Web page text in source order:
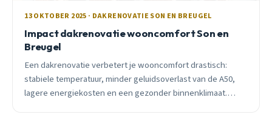
13 OKTOBER 2025 · DAKRENOVATIE SON EN BREUGEL
Impact dakrenovatie wooncomfort Son en
Breugel
Een dakrenovatie verbetert je wooncomfort drastisch:
stabiele temperatuur, minder geluidsoverlast van de A50,
lagere energiekosten en een gezonder binnenklimaat.